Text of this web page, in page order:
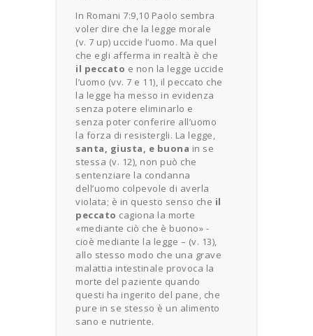
In Romani 7:9,10 Paolo sembra
voler dire che la legge morale
(v. 7 up) uccide l’uomo. Ma quel
che egli afferma in realtà è che
il peccato e non la legge uccide
l’uomo (vv. 7 e 11), il peccato che
la legge ha messo in evidenza
senza potere eliminarlo e
senza poter conferire all’uomo
la forza di resistergli. La legge,
santa, giusta, e buona in se
stessa (v. 12), non può che
sentenziare la condanna
dell’uomo colpevole di averla
violata; è in questo senso che il
peccato cagiona la morte
«mediante ciò che è buono» -
cioè mediante la legge – (v. 13),
allo stesso modo che una grave
malattia intestinale provoca la
morte del paziente quando
questi ha ingerito del pane, che
pure in se stesso è un alimento
sano e nutriente.